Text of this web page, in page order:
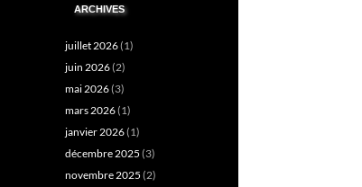
ARCHIVES
juillet 2026(1)
juin 2026(2)
mai 2026(3)
mars 2026(1)
janvier 2026(1)
décembre 2025 (3)
novembre 2025 (2)